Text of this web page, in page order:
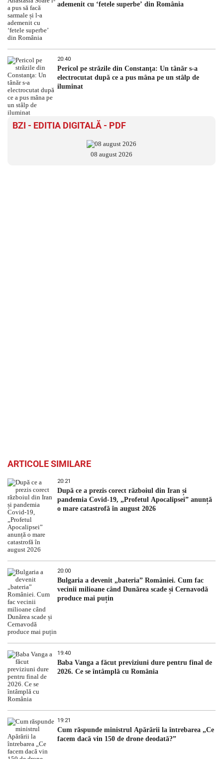
ademenit cu ‘fetele superbe’ din România
20:40
Pericol pe străzile din Constanţa: Un tânăr s-a
electrocutat după ce a pus mâna pe un stâlp de
iluminat
BZI - EDITIA DIGITALĂ - PDF
08 august 2026
ARTICOLE SIMILARE
20:21
După ce a prezis corect războiul din Iran și
pandemia Covid-19, „Profetul Apocalipsei” anunță
o mare catastrofă în august 2026
20:00
Bulgaria a devenit „bateria” României. Cum fac
vecinii milioane când Dunărea scade și Cernavodă
produce mai puțin
19:40
Baba Vanga a făcut previziuni dure pentru final de
2026. Ce se întâmplă cu România
19:21
Cum răspunde ministrul Apărării la întrebarea „Ce
facem dacă vin 150 de drone deodată?”